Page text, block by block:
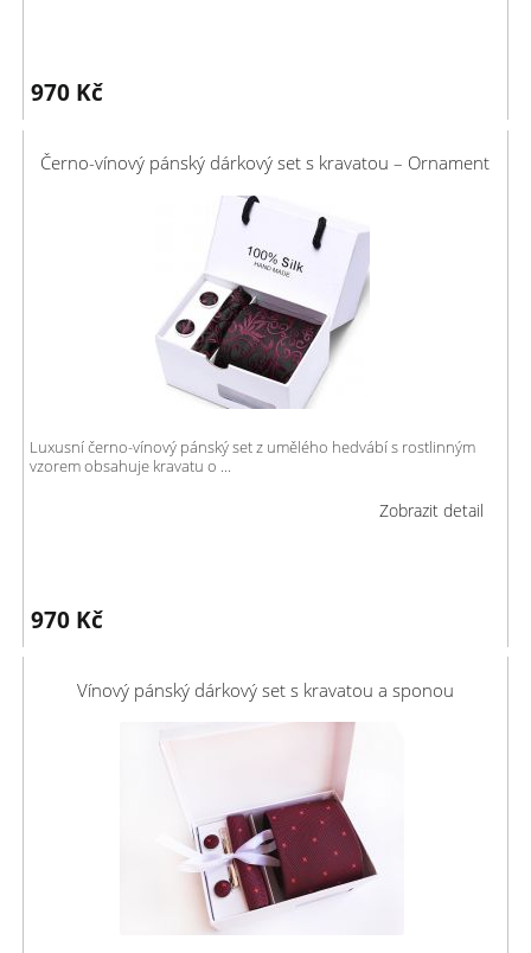
970 Kč
Černo-vínový pánský dárkový set s kravatou – Ornament
Luxusní černo-vínový pánský set z umělého hedvábí s rostlinným
vzorem obsahuje kravatu o ...
Zobrazit detail
970 Kč
Vínový pánský dárkový set s kravatou a sponou